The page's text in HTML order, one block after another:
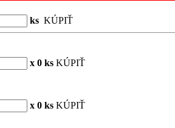
ks KÚPIŤ
x 0 ks KÚPIŤ
x 0 ks KÚPIŤ